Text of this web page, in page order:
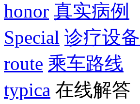
honor 真实病例
Special 诊疗设备
route 乘车路线
typica 在线解答